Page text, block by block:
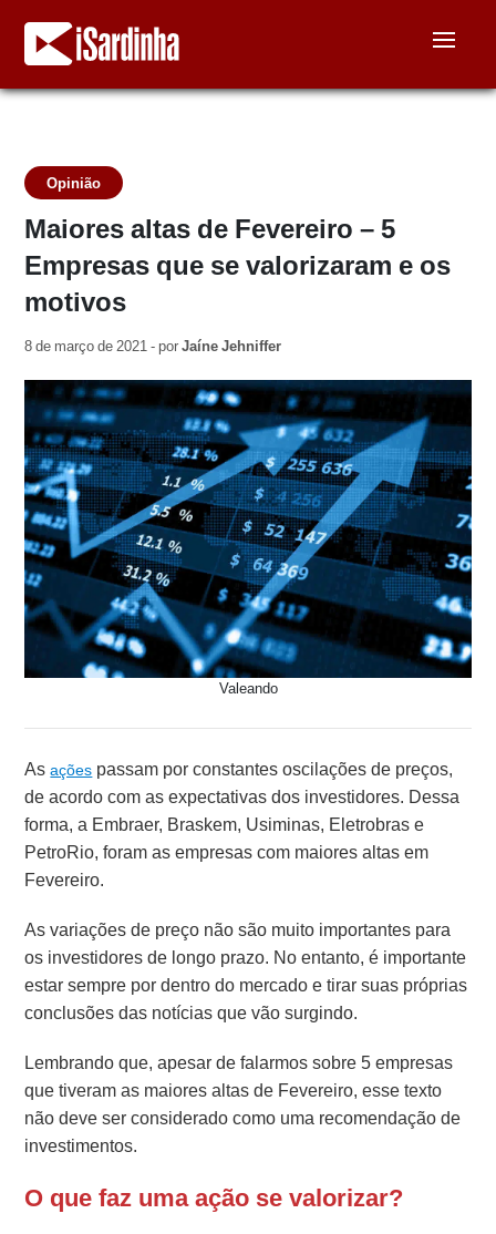
Opinião
Maiores altas de Fevereiro – 5
Empresas que se valorizaram e os
motivos
8 de março de 2021 - porJaíne Jehniffer
Valeando
Asações passam por constantes oscilações de preços,
de acordo com as expectativas dos investidores. Dessa
forma, a Embraer, Braskem, Usiminas, Eletrobras e
PetroRio, foram as empresas com maiores altas em
Fevereiro.
As variações de preço não são muito importantes para
os investidores de longo prazo. No entanto, é importante
estar sempre por dentro do mercado e tirar suas próprias
conclusões das notícias que vão surgindo.
Lembrando que, apesar de falarmos sobre 5 empresas
que tiveram as maiores altas de Fevereiro, esse texto
não deve ser considerado como uma recomendação de
investimentos.
O que faz uma ação se valorizar?